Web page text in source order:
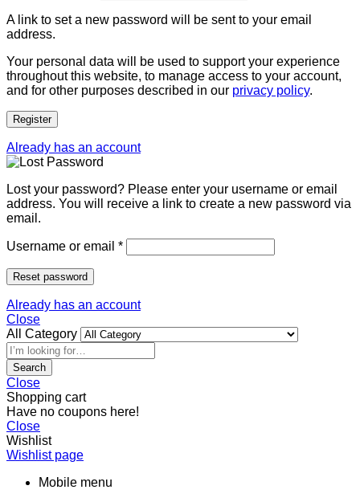
A link to set a new password will be sent to your email
address.
Your personal data will be used to support your experience
throughout this website, to manage access to your account,
and for other purposes described in our privacy policy.
Register
Already has an account
Lost your password? Please enter your username or email
address. You will receive a link to create a new password via
email.
Username or email *
Reset password
Already has an account
Close
All Category
Search
Close
Shopping cart
Have no coupons here!
Close
Wishlist
Wishlist page
Mobile menu